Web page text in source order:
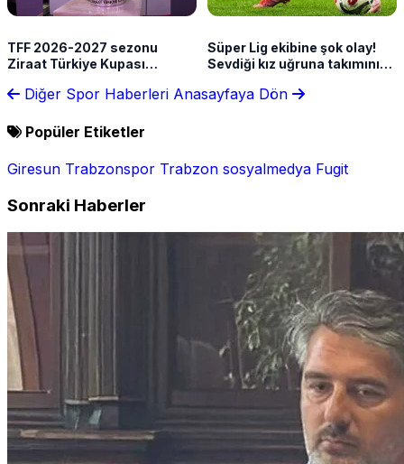
TFF 2026-2027 sezonu
Ziraat Türkiye Kupası
Süper Lig ekibine şok olay!
Sevdiği kız uğruna takımını
Diğer Spor Haberleri Anasayfaya Dön
Popüler Etiketler
Giresun Trabzonspor Trabzon sosyalmedya Fugit
Sonraki Haberler